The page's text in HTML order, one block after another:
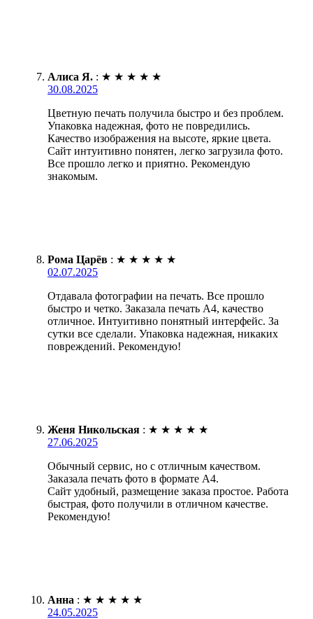
Алиса Я. : ★ ★ ★ ★ ★
30.08.2025
Цветную печать получила быстро и без проблем.
Упаковка надежная, фото не повредились.
Качество изображения на высоте, яркие цвета.
Сайт интуитивно понятен, легко загрузила фото.
Все прошло легко и приятно. Рекомендую
знакомым.
Рома Царёв : ★ ★ ★ ★ ★
02.07.2025
Отдавала фотографии на печать. Все прошло
быстро и четко. Заказала печать А4, качество
отличное. Интуитивно понятный интерфейс. За
сутки все сделали. Упаковка надежная, никаких
повреждений. Рекомендую!
Женя Никольская : ★ ★ ★ ★ ★
27.06.2025
Обычный сервис, но с отличным качеством.
Заказала печать фото в формате А4.
Сайт удобный, размещение заказа простое. Работа
быстрая, фото получили в отличном качестве.
Рекомендую!
Анна : ★ ★ ★ ★ ★
24.05.2025